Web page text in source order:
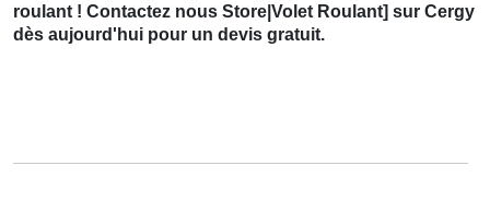
roulant ! Contactez nous Store|Volet Roulant] sur Cergy
dès aujourd'hui pour un devis gratuit.